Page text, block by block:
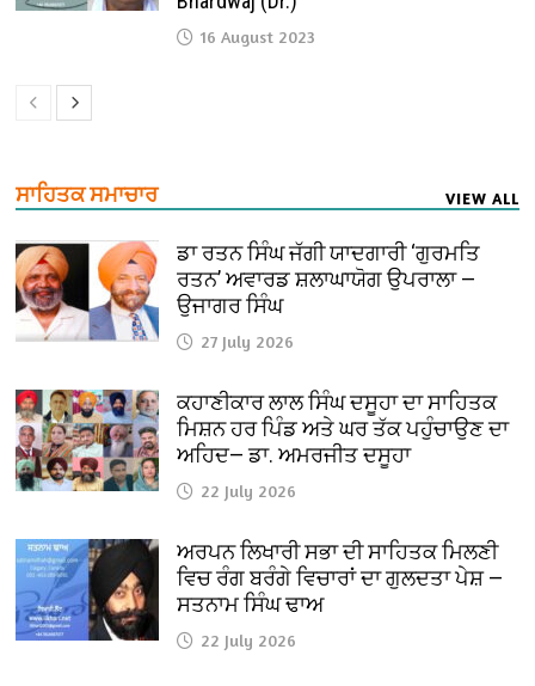
16 August 2023
ਸਾਹਿਤਕ ਸਮਾਚਾਰ VIEW ALL
ਡਾ ਰਤਨ ਸਿੰਘ ਜੱਗੀ ਯਾਦਗਾਰੀ ‘ਗੁਰਮਤਿ
ਰਤਨ’ ਅਵਾਰਡ ਸ਼ਲਾਘਾਯੋਗ ਉਪਰਾਲਾ —
ਉਜਾਗਰ ਸਿੰਘ
27 July 2026
ਕਹਾਣੀਕਾਰ ਲਾਲ ਸਿੰਘ ਦਸੂਹਾ ਦਾ ਸਾਹਿਤਕ
ਮਿਸ਼ਨ ਹਰ ਪਿੰਡ ਅਤੇ ਘਰ ਤੱਕ ਪਹੁੰਚਾਉਣ ਦਾ
ਅਹਿਦ— ਡਾ. ਅਮਰਜੀਤ ਦਸੂਹਾ
22 July 2026
ਅਰਪਨ ਲਿਖਾਰੀ ਸਭਾ ਦੀ ਸਾਹਿਤਕ ਮਿਲਣੀ
ਵਿਚ ਰੰਗ ਬਰੰਗੇ ਵਿਚਾਰਾਂ ਦਾ ਗੁਲਦਤਾ ਪੇਸ਼ —
ਸਤਨਾਮ ਸਿੰਘ ਢਾਅ
22 July 2026